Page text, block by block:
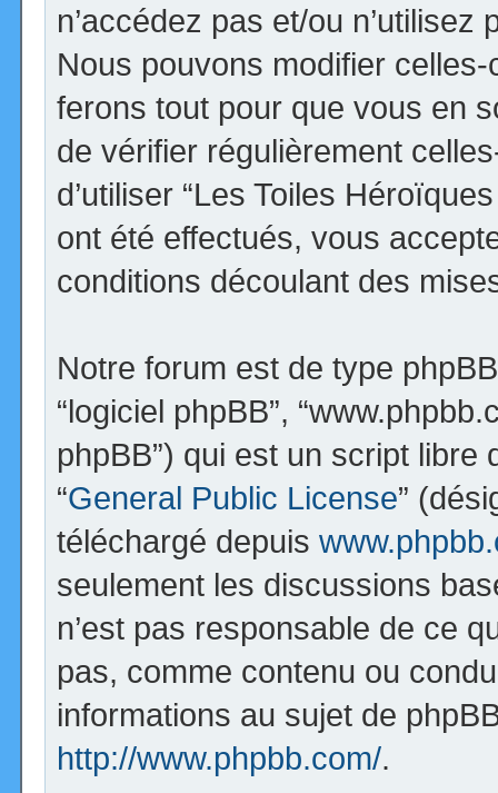
n’accédez pas et/ou n’utilisez
Nous pouvons modifier
ferons tout pour que vous en
de vérifier régulièrement
d’utiliser “Les Toiles
ont été effectués, vous
conditions découlant des
Notre forum est de type phpBB
“logiciel phpBB”,
phpBB”) qui est un script
“General Public License”
téléchargé depuis
seulement les discussions
n’est pas responsable de ce
pas, comme contenu ou
informations au sujet de
http://www.phpbb.com/.